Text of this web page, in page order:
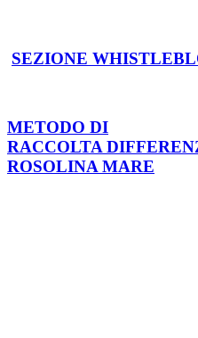
SEZIONE
METODO DI
RACCOLTA
ROSOLINA MARE